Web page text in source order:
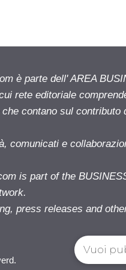
è parte dell' AREA
rete editoriale
che contano sul
comunicati e
is part of the
press releases and
Vuoi